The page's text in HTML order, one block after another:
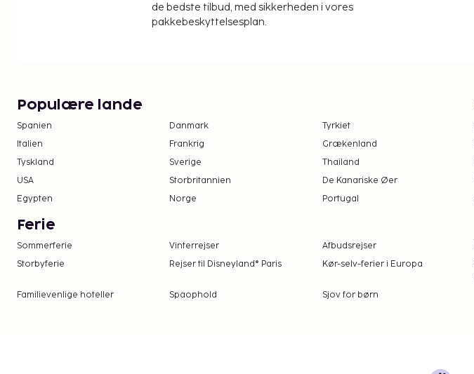
de bedste tilbud, med sikkerheden i vores
pakkebeskyttelsesplan.
Populære lande
Spanien Danmark
Tyrkiet
Italien
Frankrig
Grækenland
Tyskland
Sverige
Thailand
USA
Storbritannien
De Kanariske Øer
Egypten
Norge Portugal
Ferie
Sommerferie Vinterrejser Afbudsrejser
Storbyferie
Rejser til Disneyland® Paris Kør-selv-ferier i Europa
Familievenlige hoteller Spaophold Sjov for børn